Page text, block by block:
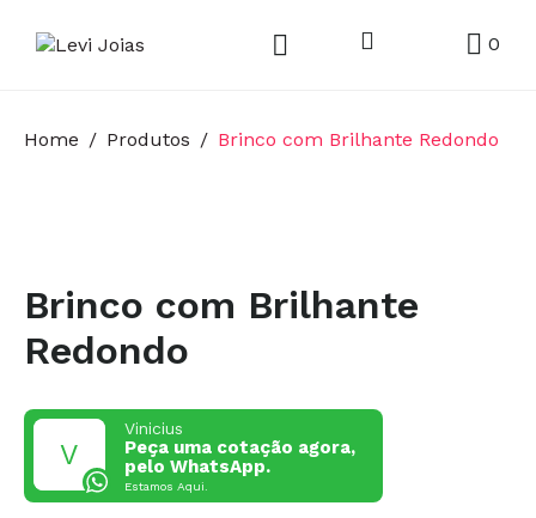
0
Home Produtos Brinco com Brilhante Redondo
Brinco com Brilhante
Redondo
Vinicius
Peça uma cotação agora,
pelo WhatsApp.
Estamos Aqui.